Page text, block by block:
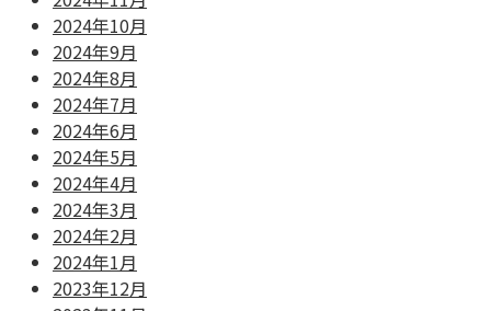
2024年10月
2024年9月
2024年8月
2024年7月
2024年6月
2024年5月
2024年4月
2024年3月
2024年2月
2024年1月
2023年12月